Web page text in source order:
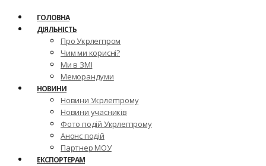
ГОЛОВНА
ДІЯЛЬНІСТЬ
Про Укрлегпром
Чим ми корисні?
Ми в ЗМІ
Меморандуми
НОВИНИ
Новини Укрлегпрому
Новини учасників
Фото подій Укрлегпрому
Анонс подій
Партнер МОУ
ЕКСПОРТЕРАМ